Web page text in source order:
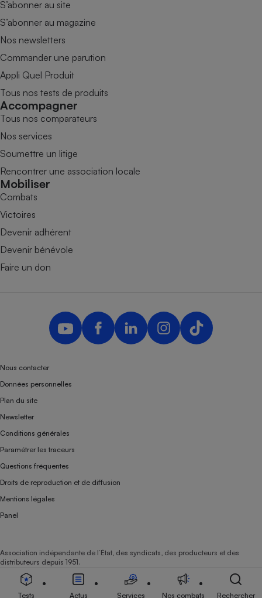
S’abonner au site
S’abonner au magazine
Nos newsletters
Commander une parution
Appli Quel Produit
Tous nos tests de produits
Accompagner
Tous nos comparateurs
Nos services
Soumettre un litige
Rencontrer une association locale
Mobiliser
Combats
Victoires
Devenir adhérent
Devenir bénévole
Faire un don
Nous contacter
Données personnelles
Plan du site
Newsletter
Conditions générales
Paramétrer les traceurs
Questions fréquentes
Droits de reproduction et de diffusion
Mentions légales
Panel
Association indépendante de l’État, des syndicats, des producteurs et des
distributeurs depuis 1951.
Tests Actus Services Nos combats Rechercher